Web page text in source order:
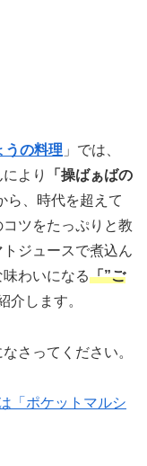
うの料理 」では、
により
「操ばぁばの
ら、時代を超えて
ツをたっぷりと教
ジュースで煮込ん
わいになる「”ご
介します。
さってください。
「ポケットマルシ